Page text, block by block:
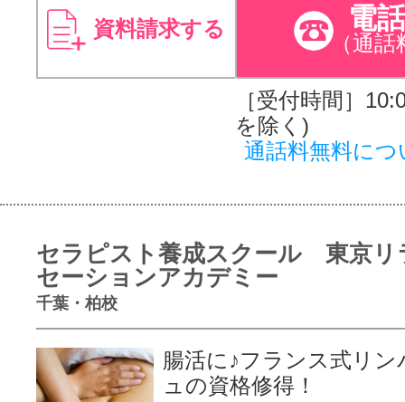
資料請求する 電
（通話
［受付時間］
を除く)
通話料無料につ
セラピスト養成スクール 東京リ
セーションアカデミー
千葉・柏校
腸活に♪フランス式リ
ュの資格修得！